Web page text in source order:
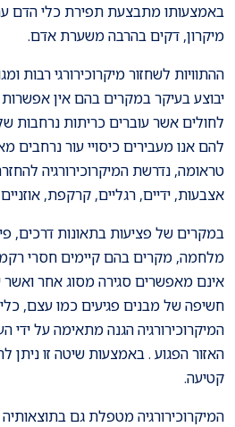
מיקרון, דקים בהרבה משערת אדם.
ההתוויות לשחזור מיקרוכירורגי רבות
יבוצע בעיקר במקרים בהם אין
לחולים אשר עוברים כריתות נרחבות
להם אנו מעבירים כיסויי עור נרחבים
טראומה, נדרשת המיקרוכירורגיה
אצבעות, ידיים, רגליים, קרקפת,
במקרים של פציעות בתאונות דרכים,
מלחמה, מקרים בהם קיימים חסרי
אינם מאפשרים סגירה מסוג אחר
חשיפה של מבנים פגיעים כמו עצם,
המיקרוכירורגיה הגנה מתאימה על ידי
האזור הפגוע . באמצעות שיטה זו ניתן
קטיעה.
המיקרוכירורגיה מטפלת גם